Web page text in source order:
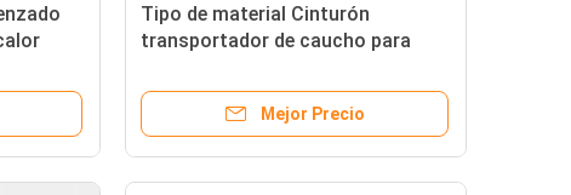
Tipo de material Cinturón
transportador de caucho para
industrias
Mejor Precio